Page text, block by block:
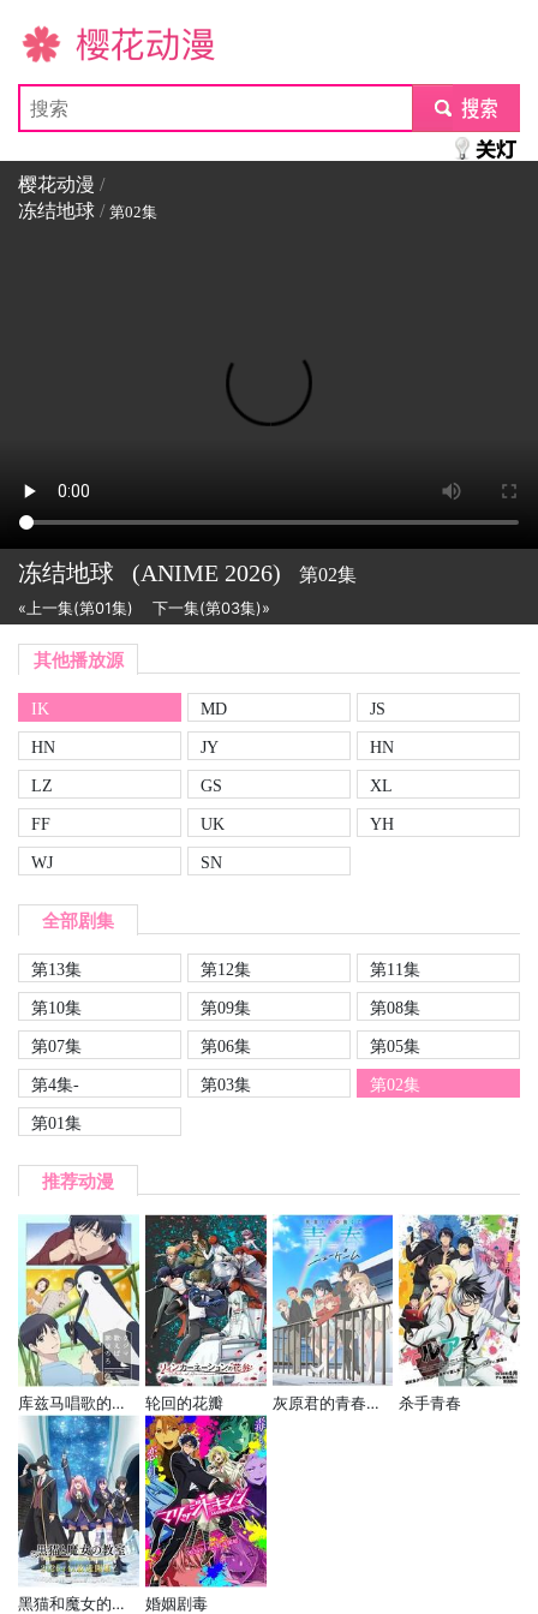
樱花动漫
submit
樱花动漫 /
冻结地球 / 第02集
冻结地球 (ANIME 2026) 第02集
«上一集(第01集) 下一集(第03集)»
其他播放源
IK MD
JS
HN
JY
HN
LZ
GS
XL
FF
UK
YH
WJ
SN
全部剧集
第13集 第12集
第11集
第10集
第09集
第08集
第07集
第06集
第05集
第4集-
第03集
第02集
第01集
推荐动漫
库兹马唱歌的话家里哆啰啰 轮回的花瓣 灰原君的青春二周目 杀手青春
黑猫和魔女的课堂 婚姻剧毒